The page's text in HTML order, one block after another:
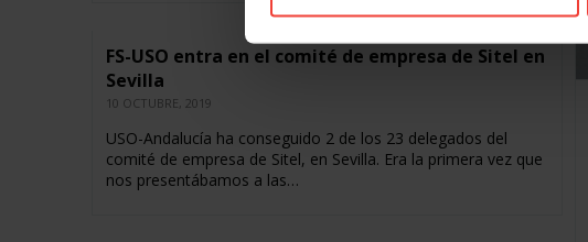
FS-USO entra en el comité de empresa de Sitel en
Sevilla
10 OCTUBRE, 2019
USO-Andalucía ha conseguido 2 de los 23 delegados del
comité de empresa de Sitel, en Sevilla. Era la primera vez que
nos presentábamos a las…